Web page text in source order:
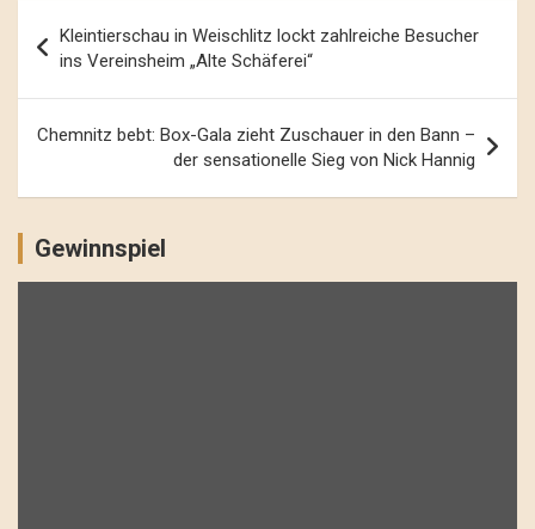
Navigation
Kleintierschau in Weischlitz lockt zahlreiche Besucher
ins Vereinsheim „Alte Schäferei“
Chemnitz bebt: Box-Gala zieht Zuschauer in den Bann –
der sensationelle Sieg von Nick Hannig
Gewinnspiel